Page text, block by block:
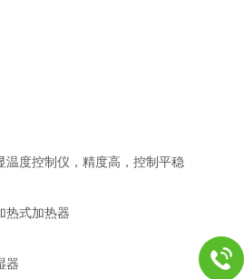
温度控制仪，精度高，控制平稳
热式加热器
器